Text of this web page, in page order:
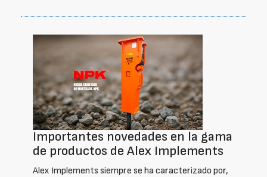
Importantes novedades en la gama
de productos de Alex Implements
Alex Implements siempre se ha caracterizado por,